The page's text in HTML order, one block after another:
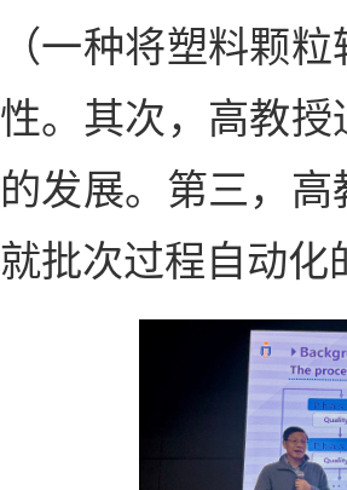
（一种将塑料颗
性。其次，高教
的发展。第三，
就批次过程自动化